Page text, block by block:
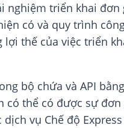
triển khai
có và quy trình
thế của việc triển
bộ chứa và API
có thể có được sự
vụ Chế độ